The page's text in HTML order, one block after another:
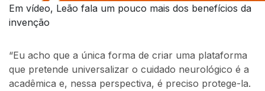
Em vídeo, Leão fala um pouco mais dos benefícios da
invenção
“Eu acho que a única forma de criar uma plataforma
que pretende universalizar o cuidado neurológico é a
acadêmica e, nessa perspectiva, é preciso protege-la.